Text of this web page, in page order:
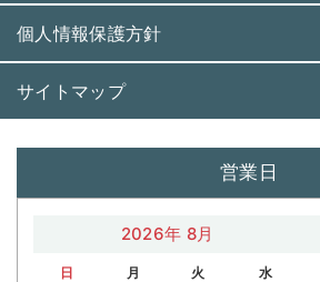
個人情報保護方針
サイトマップ
営業日
2026年 8月
日 月 火 水